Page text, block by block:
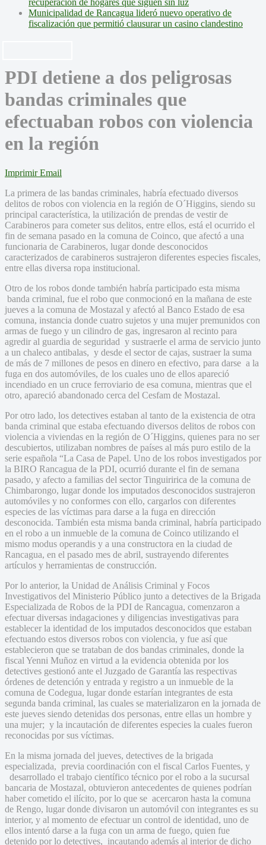
recuperación de hogares que siguen sin luz
Municipalidad de Rancagua lideró nuevo operativo de
fiscalización que permitió clausurar un casino clandestino
PDI detiene a dos peligrosas
bandas criminales que
efectuaban robos con violencia
en la región
Imprimir Email
La primera de las bandas criminales, habría efectuado diversos
delitos de robos con violencia en la región de O´Higgins, siendo su
principal característica, la utilización de prendas de vestir de
Carabineros para cometer sus delitos, entre ellos, está el ocurrido el
fin de semana pasado en la comuna de Coinco, que afectó a una
funcionaria de Carabineros, lugar donde desconocidos
caracterizados de carabineros sustrajeron diferentes especies fiscales,
entre ellas diversa ropa institucional.
Otro de los robos donde también habría participado esta misma
banda criminal, fue el robo que conmocionó en la mañana de este
jueves a la comuna de Mostazal y afectó al Banco Estado de esa
comuna, instancia donde cuatro sujetos y una mujer premunidos con
armas de fuego y un cilindro de gas, ingresaron al recinto para
agredir al guardia de seguridad y sustraerle el arma de servicio junto
a un chaleco antibalas, y desde el sector de cajas, sustraer la suma
de más de 7 millones de pesos en dinero en efectivo, para darse a la
fuga en dos automóviles, de los cuales uno de ellos apareció
incendiado en un cruce ferroviario de esa comuna, mientras que el
otro, apareció abandonado cerca del Cesfam de Mostazal.
Por otro lado, los detectives estaban al tanto de la existencia de otra
banda criminal que estaba efectuando diversos delitos de robos con
violencia a viviendas en la región de O´Higgins, quienes para no ser
descubiertos, utilizaban nombres de países al más puro estilo de la
serie española “La Casa de Papel. Uno de los robos investigados por
la BIRO Rancagua de la PDI, ocurrió durante el fin de semana
pasado, y afecto a familias del sector Tinguiririca de la comuna de
Chimbarongo, lugar donde los imputados desconocidos sustrajeron
automóviles y no conformes con ello, cargarlos con diferentes
especies de las víctimas para darse a la fuga en dirección
desconocida. También esta misma banda criminal, habría participado
en el robo a un inmueble de la comuna de Coinco utilizando el
mismo modus operandis y a una constructora en la ciudad de
Rancagua, en el pasado mes de abril, sustrayendo diferentes
artículos y herramientas de construcción.
Por lo anterior, la Unidad de Análisis Criminal y Focos
Investigativos del Ministerio Público junto a detectives de la Brigada
Especializada de Robos de la PDI de Rancagua, comenzaron a
efectuar diversas indagaciones y diligencias investigativas para
establecer la identidad de los imputados desconocidos que estaban
efectuando estos diversos robos con violencia, y fue así que
establecieron que se trataban de dos bandas criminales, donde la
fiscal Yenni Muñoz en virtud a la evidencia obtenida por los
detectives gestionó ante el Juzgado de Garantía las respectivas
órdenes de detención y entrada y registro a un inmueble de la
comuna de Codegua, lugar donde estarían integrantes de esta
segunda banda criminal, las cuales se materializaron en la jornada de
este jueves siendo detenidas dos personas, entre ellas un hombre y
una mujer; y la incautación de diferentes especies la cuales fueron
reconocidas por sus víctimas.
En la misma jornada del jueves, detectives de la brigada
especializada, previa coordinación con el fiscal Carlos Fuentes, y
desarrollado el trabajo científico técnico por el robo a la sucursal
bancaria de Mostazal, obtuvieron antecedentes de quienes podrían
haber cometido el ilícito, por lo que se acercaron hasta la comuna
de Rengo, lugar donde divisaron un automóvil con integrantes es su
interior, y al momento de efectuar un control de identidad, uno de
ellos intentó darse a la fuga con un arma de fuego, quien fue
detenido por lo detectives, incautando además al interior de dicho